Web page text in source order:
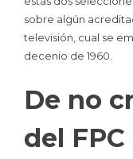
sobre algún
televisión, cual se
decenio de 1960.
De no
del